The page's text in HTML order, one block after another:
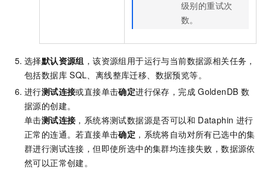
级别的重试次
数。
选择默认资源组 ，该资源组用于运行与当前数据源相关任务，
包括数据库 SQL、离线整库迁移、数据预览等。
进行测试连接或直接单击确定进行保存，完成 GoldenDB 数
据源的创建。
单击测试连接 ，系统将测试数据源是否可以和 Dataphin 进行
正常的连通。若直接单击确定 ，系统将自动对所有已选中的集
群进行测试连接，但即使所选中的集群均连接失败，数据源依
然可以正常创建。